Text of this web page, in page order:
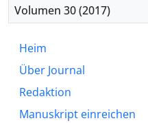
Volumen 30 (2017)
Heim
Über Journal
Redaktion
Manuskript einreichen